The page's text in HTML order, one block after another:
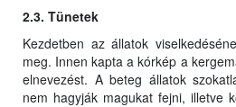
2.3. Tünetek
Kezdetben az állatok
meg. Innen kapta a kórkép a
elnevezést. A beteg állatok
nem hagyják magukat fejni, illetve